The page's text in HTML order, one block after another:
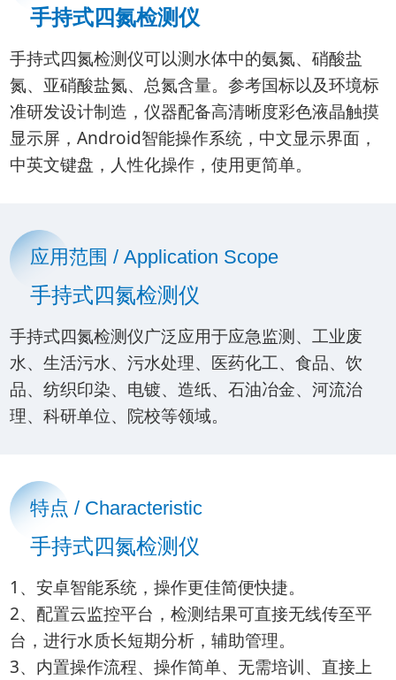
手持式四氮检测仪
手持式四氮检测仪可以测水体中的氨氮、硝酸盐
氮、亚硝酸盐氮、总氮含量。参考国标以及环境标
准研发设计制造，仪器配备高清晰度彩色液晶触摸
显示屏，Android智能操作系统，中文显示界面，
中英文键盘，人性化操作，使用更简单。
应用范围 / Application Scope
手持式四氮检测仪
手持式四氮检测仪广泛应用于应急监测、工业废
水、生活污水、污水处理、医药化工、食品、饮
品、纺织印染、电镀、造纸、石油冶金、河流治
理、科研单位、院校等领域。
特点 / Characteristic
手持式四氮检测仪
1、安卓智能系统，操作更佳简便快捷。
2、配置云监控平台，检测结果可直接无线传至平
台，进行水质长短期分析，辅助管理。
3、内置操作流程、操作简单、无需培训、直接上